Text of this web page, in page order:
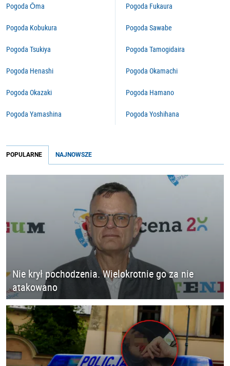
Pogoda Ōma
Pogoda Kobukura
Pogoda Tsukiya
Pogoda Henashi
Pogoda Okazaki
Pogoda Yamashina
Pogoda Fukaura
Pogoda Sawabe
Pogoda Tamogidaira
Pogoda Okamachi
Pogoda Hamano
Pogoda Yoshihana
POPULARNE NAJNOWSZE
Nie krył pochodzenia. Wielokrotnie go za nie
atakowano